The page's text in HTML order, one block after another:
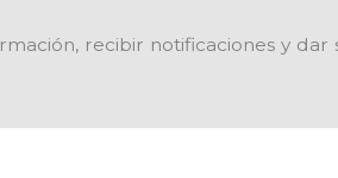
recibir notificaciones y